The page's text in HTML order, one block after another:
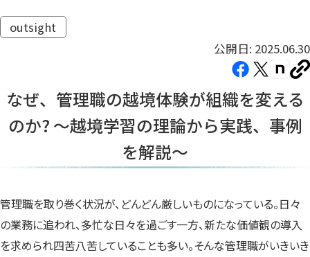
outsight
公開日: 2025.06.30
Facebook（新
い
タ
ま
す）
X（新
い
タ
ま
す）
note（新
い
タ
ま
す）
コ
ピ
ー
なぜ、管理職の越境体験が組織を変える
のか? 〜越境学習の理論から実践、事例
を解説～
管理職を取り巻く状況が、どんどん厳しいものになっている。日々
の業務に追われ、多忙な日々を過ごす一方、新たな価値観の導入
を求められ四苦八苦していることも多い。そんな管理職がいきいき